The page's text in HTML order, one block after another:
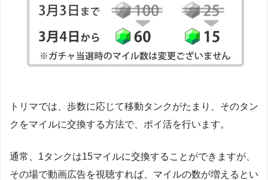
トリマでは、歩数に応じて移動タンクがたまり、そのタン
クをマイルに交換する方法で、ポイ活を行います。
通常、1タンクは15マイルに交換することができますが、
その場で動画広告を視聴すれば、マイルの数が増えるとい